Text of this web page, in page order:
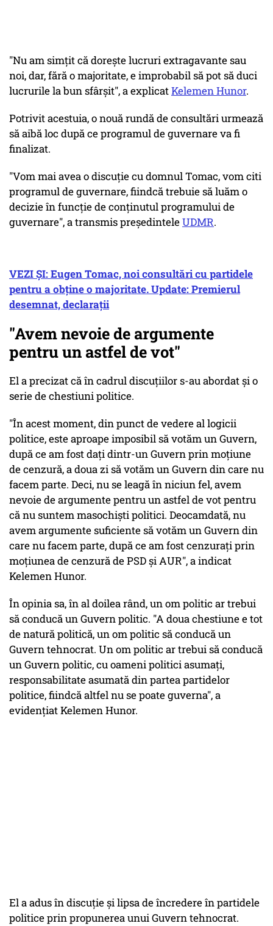
"Nu am simţit că doreşte lucruri extragavante sau
noi, dar, fără o majoritate, e improbabil să pot să duci
lucrurile la bun sfârşit", a explicatKelemen Hunor.
Potrivit acestuia, o nouă rundă de consultări urmează
să aibă loc după ce programul de guvernare va fi
finalizat.
"Vom mai avea o discuţie cu domnul Tomac, vom citi
programul de guvernare, fiindcă trebuie să luăm o
decizie în funcţie de conţinutul programului de
guvernare", a transmis preşedinteleUDMR.
VEZI ȘI: Eugen Tomac, noi consultări cu partidele
pentru a obține o majoritate. Update: Premierul
desemnat, declarații
"Avem nevoie de argumente
pentru un astfel de vot"
El a precizat că în cadrul discuţiilor s-au abordat şi o
serie de chestiuni politice.
"În acest moment, din punct de vedere al logicii
politice, este aproape imposibil să votăm un Guvern,
după ce am fost daţi dintr-un Guvern prin moţiune
de cenzură, a doua zi să votăm un Guvern din care nu
facem parte. Deci, nu se leagă în niciun fel, avem
nevoie de argumente pentru un astfel de vot pentru
că nu suntem masochişti politici. Deocamdată, nu
avem argumente suficiente să votăm un Guvern din
care nu facem parte, după ce am fost cenzuraţi prin
moţiunea de cenzură de PSD şi AUR", a indicat
Kelemen Hunor.
În opinia sa, în al doilea rând, un om politic ar trebui
să conducă un Guvern politic. "A doua chestiune e tot
de natură politică, un om politic să conducă un
Guvern tehnocrat. Un om politic ar trebui să conducă
un Guvern politic, cu oameni politici asumaţi,
responsabilitate asumată din partea partidelor
politice, fiindcă altfel nu se poate guverna", a
evidenţiat Kelemen Hunor.
El a adus în discuţie şi lipsa de încredere în partidele
politice prin propunerea unui Guvern tehnocrat.